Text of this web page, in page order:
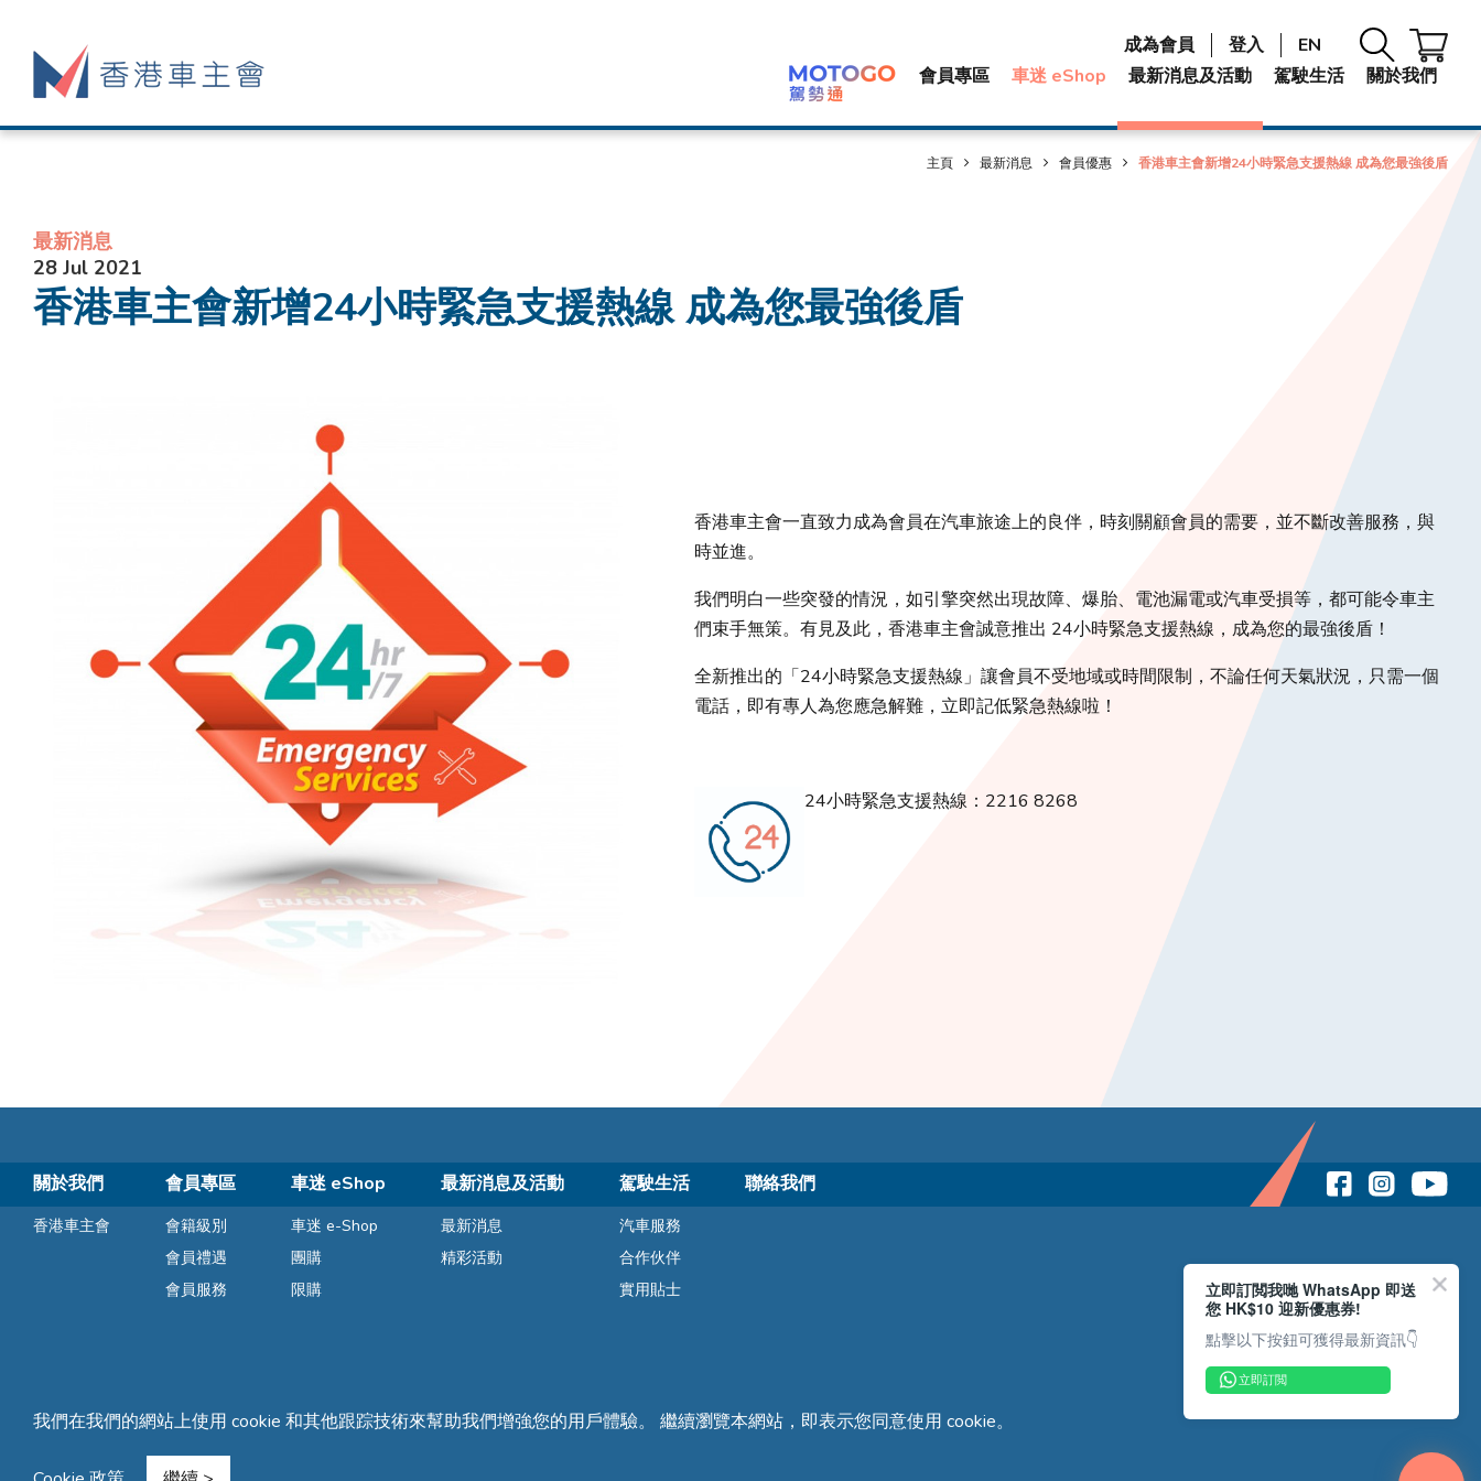
會員專區 車迷 eShop 最新消息及活動 駕駛生活 關於我們
成為會員 登入 EN
主頁 最新消息 會員優惠 香港車主會新增24小時緊急支援熱線 成為您最強後盾
最新消息
28 Jul 2021
香港車主會新增24小時緊急支援熱線 成為您最強後盾
香港車主會一直致力成為會員在汽車旅途上的良伴，時刻關顧會員的需要，並不斷改善服務，與
時並進。
我們明白一些突發的情況，如引擎突然出現故障、爆胎、電池漏電或汽車受損等，都可能令車主
們束手無策。有見及此，香港車主會誠意推出 24小時緊急支援熱線，成為您的最強後盾！
全新推出的「24小時緊急支援熱線」讓會員不受地域或時間限制，不論任何天氣狀況，只需一個
電話，即有專人為您應急解難，立即記低緊急熱線啦！
24小時緊急支援熱線：2216 8268
關於我們
香港車主會
會員專區
會籍級別
會員禮遇
會員服務
車迷 eShop
車迷 e-Shop
團購
限購
最新消息及活動
最新消息
精彩活動
駕駛生活
汽車服務
合作伙伴
實用貼士
聯絡我們
條款及細則 隱私聲明 Copyright © 2026 Reliance Motors Ltd. All rights reserved.
我們在我們的網站上使用 cookie 和其他跟踪技術來幫助我們增強您的用戶體驗。 繼續瀏覽本網站，即表示您同意使用 cookie。
立即訂閲我哋 WhatsApp 即送
您 HK$10 迎新優惠券!
點擊以下按鈕可獲得最新資訊👇
立即訂閲